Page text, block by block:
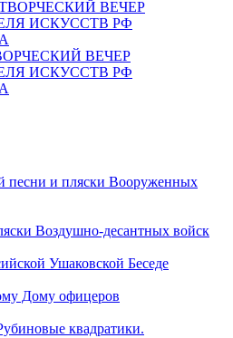
ВЕЧЕР
ИСКУССТВ РФ
песни и пляски Вооруженных
Воздушно-десантных войск
Ушаковской Беседе
Дому офицеров
квадратики.